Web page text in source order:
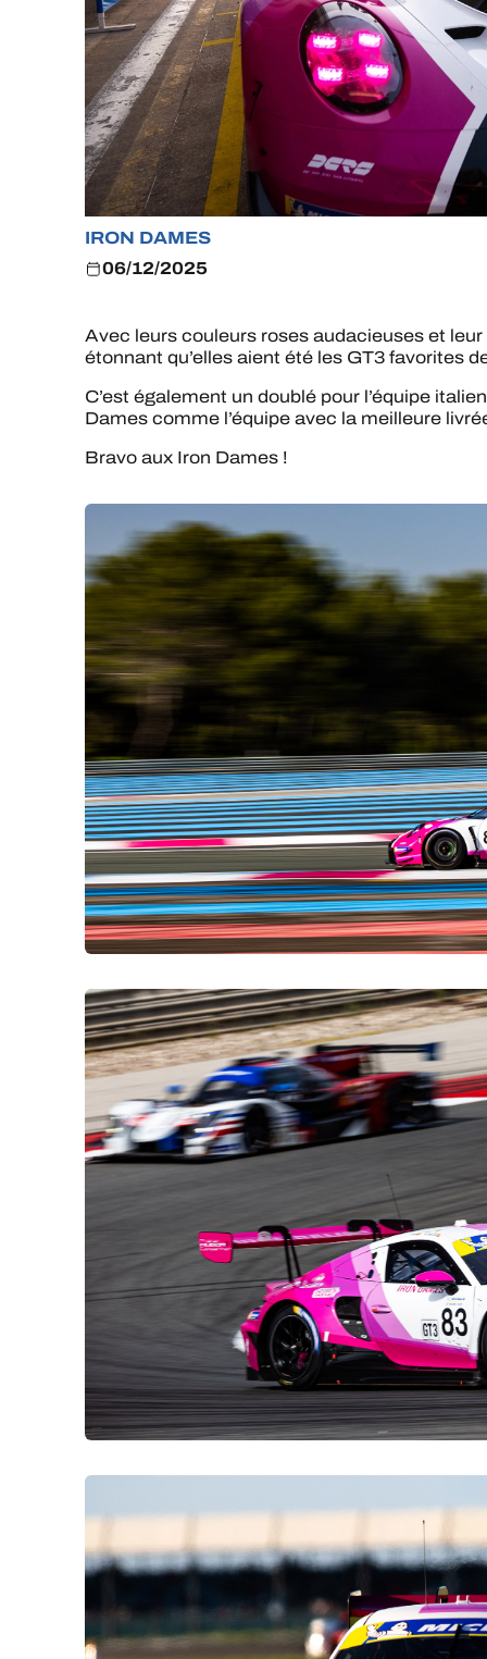
IRON DAMES
06/12/2025
Avec leurs couleurs roses audacieuses et
étonnant qu’elles aient été les GT3 favorites
C’est également un doublé pour l’équipe
Dames comme l’équipe avec la meilleure
Bravo aux Iron Dames !